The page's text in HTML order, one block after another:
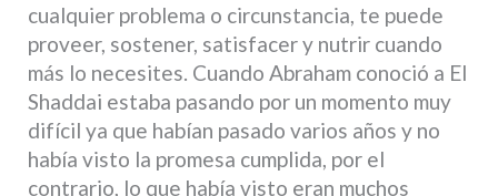
cualquier problema o circunstancia, te puede
proveer, sostener, satisfacer y nutrir cuando
más lo necesites. Cuando Abraham conoció a El
Shaddai estaba pasando por un momento muy
difícil ya que habían pasado varios años y no
había visto la promesa cumplida, por el
contrario, lo que había visto eran muchos